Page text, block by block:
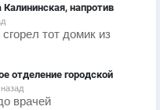
напротив
тот домик из
отделение городской
врачей